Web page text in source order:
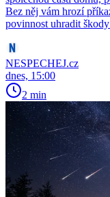
Bez něj vám hrozí
povinnost uhradit
NESPECHEJ.cz
dnes, 15:00
2 min